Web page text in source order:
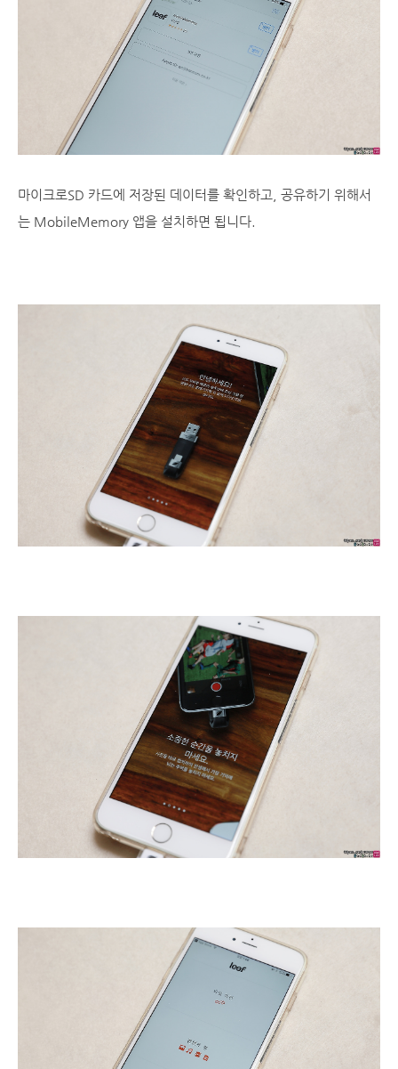
마이크로SD 카드에 저장된 데이터를 확인하고, 공유하기 위해서
는 MobileMemory 앱을 설치하면 됩니다.